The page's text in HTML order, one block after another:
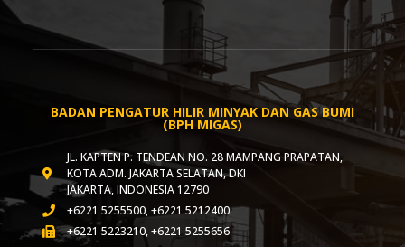
BADAN PENGATUR HILIR MINYAK DAN GAS BUMI
(BPH MIGAS)
JL. KAPTEN P. TENDEAN NO. 28 MAMPANG PRAPATAN,
KOTA ADM. JAKARTA SELATAN, DKI
JAKARTA, INDONESIA 12790
+6221 5255500, +6221 5212400
+6221 5223210, +6221 5255656